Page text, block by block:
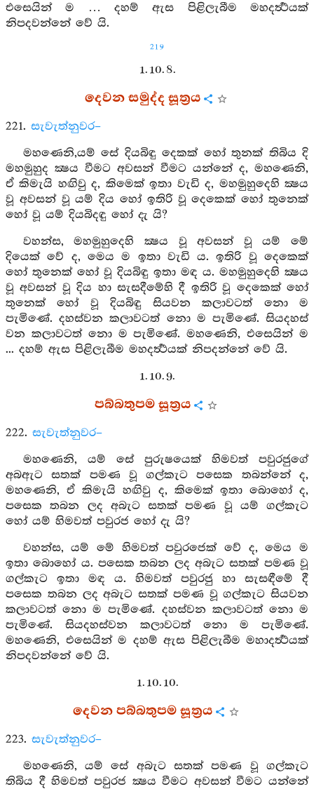
එසෙයින් ම … දහම් ඇස පිළිලැබීම මහදර්‍ත්‍ථයක්
නිපදවන්නේ වේ යි.
219
1. 10. 8.
දෙවන සමුද්ද සූත්‍රය
221. සැවැත්නුවර–
මහණෙනි,යම් සේ දියබිඳු දෙකක් හෝ තුනක් තිබිය දි
මහමුහුද ක්‍ෂය වීමට අවසන් වීමට යන්නේ ද, මහණෙනි,
ඒ කිමැයි හඟිවු ද, කිමෙක් ඉතා වැඩි ද, මහමුහුදෙහි ක්‍ෂය
වූ අවසන් වූ යම් දිය හෝ ඉතිරි වූ දෙකෙක් හෝ තුනෙක්
හෝ වූ යම් දියබිදඳු හෝ දැ යි?
වහන්ස, මහමුහුදෙහි ක්‍ෂය වූ අවසන් වූ යම් මේ
දියෙක් වේ ද, මෙය ම ඉතා වැඩි ය. ඉතිරි වූ දෙකෙක්
හෝ තුනෙක් හෝ වූ දියබිඳු ඉතා මඳ ය. මහමුහුදෙහි ක්‍ෂය
වූ අවසන් වූ දිය හා සැසදීමේහි දී ඉතිරි වූ දෙකෙක් හෝ
තුනෙක් හෝ වූ දියබිඳු සියවන කලාවටත් නො ම
පැමිණේ. දහස්වන කලාවටත් නො ම පැමිණේ. සියදහස්
වන කලාවටත් නො ම පැමිණේ. මහණෙනි, එසෙයින් ම
... දහම් ඇස පිළිලැබීම මහදර්‍ත්‍ථයක් නිපදන්නේ වේ යි.
1. 10. 9.
පබ්බතුපම සූත්‍රය
222. සැවැත්නුවර–
මහණෙනි, යම් සේ පුරුෂයෙක් හිමවත් පවුරජුගේ
අබඇට සතක් පමණ වූ ගල්කැට පසෙක තබන්නේ ද,
මහණෙනි, ඒ කිමැයි හඟිවු ද, කිමෙක් ඉතා බොහෝ ද,
පසෙක තබන ලද අබැට සතක් පමණ වූ යම් ගල්කැට
හෝ යම් හිමවත් පවුරජ හෝ දැ යි?
වහන්ස, යම් මේ හිමවත් පවුරජෙක් වේ ද, මෙය ම
ඉතා බොහෝ ය. පසෙක තබන ලද අබැට සතක් පමණ වූ
ගල්කැට ඉතා මඳ ය. හිමවත් පවුරජු හා සැසඳීමේ දී
පසෙක තබන ලද අබැට සතක් පමණ වූ ගල්කැට සියවන
කලාවටත් නො ම පැමිණේ. දහස්වන කලාවටත් නො ම
පැමිණේ. සියදහස්වන කලාවටත් නො ම පැමිණේ.
මහණෙනි, එසෙයින් ම දහම් ඇස පිළිලැබීම මහාදර්‍ත්‍ථයක්
නිපදවන්නේ වේ යි.
1. 10. 10.
දෙවන පබ්බතුපම සූත්‍රය
223. සැවැත්නුවර–
මහණෙනි, යම් සේ අබැට සතක් පමණ වූ ගල්කැට
තිබිය දී හිමවත් පවුරජ ක්‍ෂය වීමට අවසන් වීමට යන්නේ